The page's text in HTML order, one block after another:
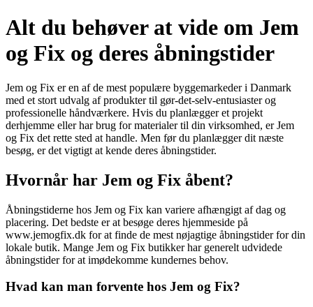
Alt du behøver at vide om Jem
og Fix og deres åbningstider
Jem og Fix er en af de mest populære byggemarkeder i Danmark
med et stort udvalg af produkter til gør-det-selv-entusiaster og
professionelle håndværkere. Hvis du planlægger et projekt
derhjemme eller har brug for materialer til din virksomhed, er Jem
og Fix det rette sted at handle. Men før du planlægger dit næste
besøg, er det vigtigt at kende deres åbningstider.
Hvornår har Jem og Fix åbent?
Åbningstiderne hos Jem og Fix kan variere afhængigt af dag og
placering. Det bedste er at besøge deres hjemmeside på
www.jemogfix.dk for at finde de mest nøjagtige åbningstider for din
lokale butik. Mange Jem og Fix butikker har generelt udvidede
åbningstider for at imødekomme kundernes behov.
Hvad kan man forvente hos Jem og Fix?